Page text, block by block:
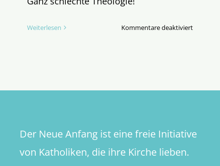
Weiterlesen Kommentare deaktiviertfür
Der Neue Anfang ist eine freie Initiative
von Katholiken, die ihre Kirche lieben.